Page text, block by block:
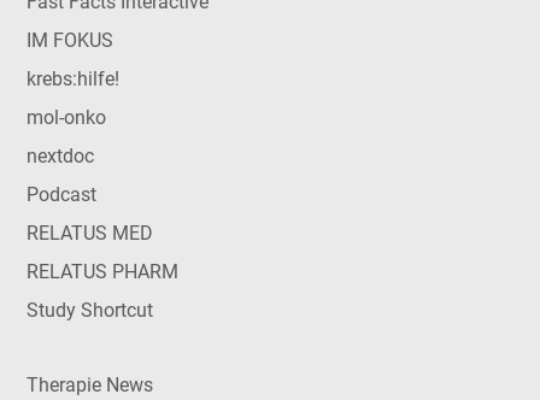
IM FOKUS
krebs:hilfe!
mol-onko
nextdoc
Podcast
RELATUS MED
RELATUS PHARM
Study Shortcut
Therapie News